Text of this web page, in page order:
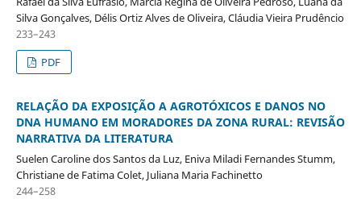
Silva Gonçalves, Délis Ortiz Alves de Oliveira, Cláudia Vieira Prudêncio
233–243
PDF
RELAÇÃO DA EXPOSIÇÃO A AGROTÓXICOS E DANOS NO
DNA HUMANO EM MORADORES DA ZONA RURAL: REVISÃO
NARRATIVA DA LITERATURA
Suelen Caroline dos Santos da Luz, Eniva Miladi Fernandes Stumm,
Christiane de Fatima Colet, Juliana Maria Fachinetto
244–258